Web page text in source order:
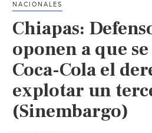
en
estados
(Infórmate)
NACIONALES
Chiapas:
oponen a que
Coca-Cola el
explotar un
(Sinembargo)